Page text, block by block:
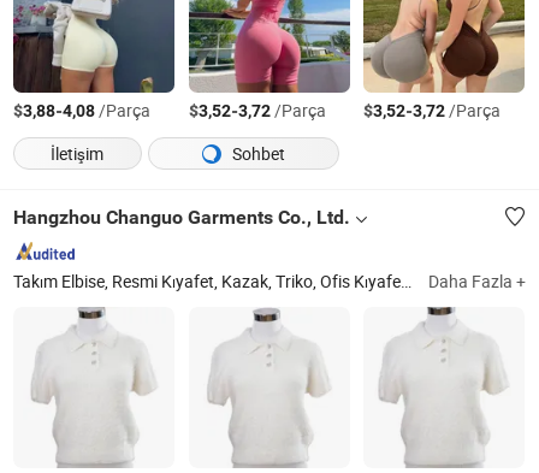
$3,88-4,08/Parça $3,52-3,72/Parça $3,52-3,72/Parça
İletişim
Sohbet
Hangzhou Changuo Garments Co., Ltd.
Zhejiang
Daha Fazla +